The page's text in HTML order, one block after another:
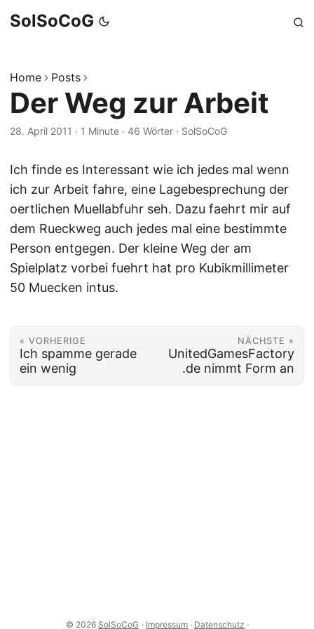
SolSoCoG
Home Posts
Der Weg zur Arbeit
28. April 2011 · 1 Minute · 46 Wörter · SolSoCoG
Ich finde es Interessant wie ich jedes mal wenn
ich zur Arbeit fahre, eine Lagebesprechung der
oertlichen Muellabfuhr seh. Dazu faehrt mir auf
dem Rueckweg auch jedes mal eine bestimmte
Person entgegen. Der kleine Weg der am
Spielplatz vorbei fuehrt hat pro Kubikmillimeter
50 Muecken intus.
« VORHERIGE
Ich spamme gerade
ein wenig
NÄCHSTE »
UnitedGamesFactory
.de nimmt Form an
© 2026 SolSoCoG · Impressum · Datenschutz ·